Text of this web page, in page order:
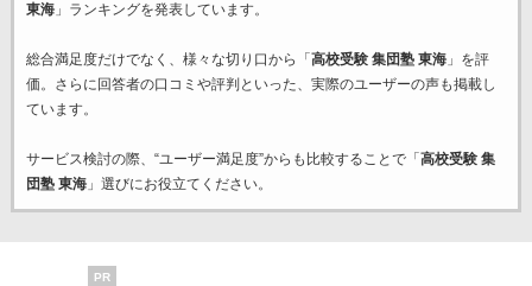
東海」ランキングを発表しています。
総合満足度だけでなく、様々な切り口から「 高校受験 集団塾 東海」を評
価。さらに回答者の口コミや評判といった、実際のユーザーの声も掲載し
ています。
サービス検討の際、“ユーザー満足度”からも比較することで「 高校受験 集
団塾 東海」選びにお役立てください。
PR